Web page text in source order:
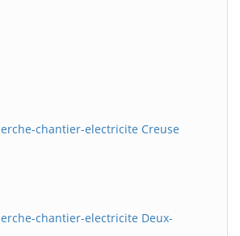
chantier-electricite Creuse
chantier-electricite Deux-